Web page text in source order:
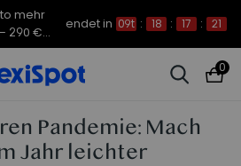
mehr
290 €
endet in 09t : 18 : 17 : 20
0
Pandemie: Mach
Jahr leichter